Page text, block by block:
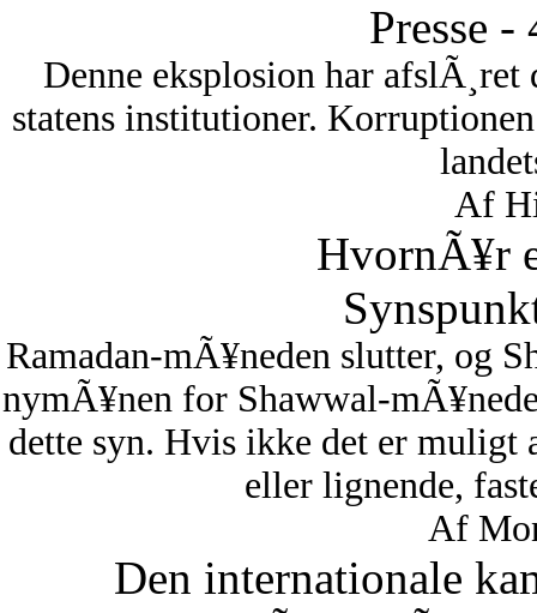
Presse -
Denne eksplosion har
statens institutioner.
Af
HvornÃ¥r
Ramadan-mÃ¥neden slutter, og
nymÃ¥nen for Shawwal-
dette syn. Hvis ikke det er
eller lignende,
Af
Den internationale